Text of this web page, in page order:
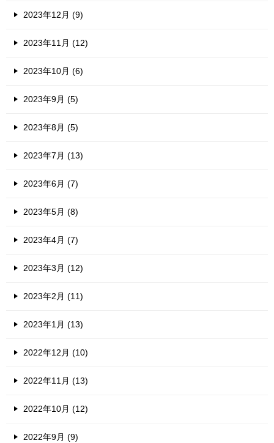
2023年12月 (9)
2023年11月 (12)
2023年10月 (6)
2023年9月 (5)
2023年8月 (5)
2023年7月 (13)
2023年6月 (7)
2023年5月 (8)
2023年4月 (7)
2023年3月 (12)
2023年2月 (11)
2023年1月 (13)
2022年12月 (10)
2022年11月 (13)
2022年10月 (12)
2022年9月 (9)